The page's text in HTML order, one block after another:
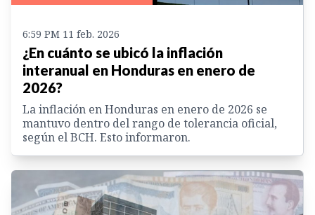
6:59 PM 11 feb. 2026
¿En cuánto se ubicó la inflación
interanual en Honduras en enero de
2026?
La inflación en Honduras en enero de 2026 se
mantuvo dentro del rango de tolerancia oficial,
según el BCH. Esto informaron.